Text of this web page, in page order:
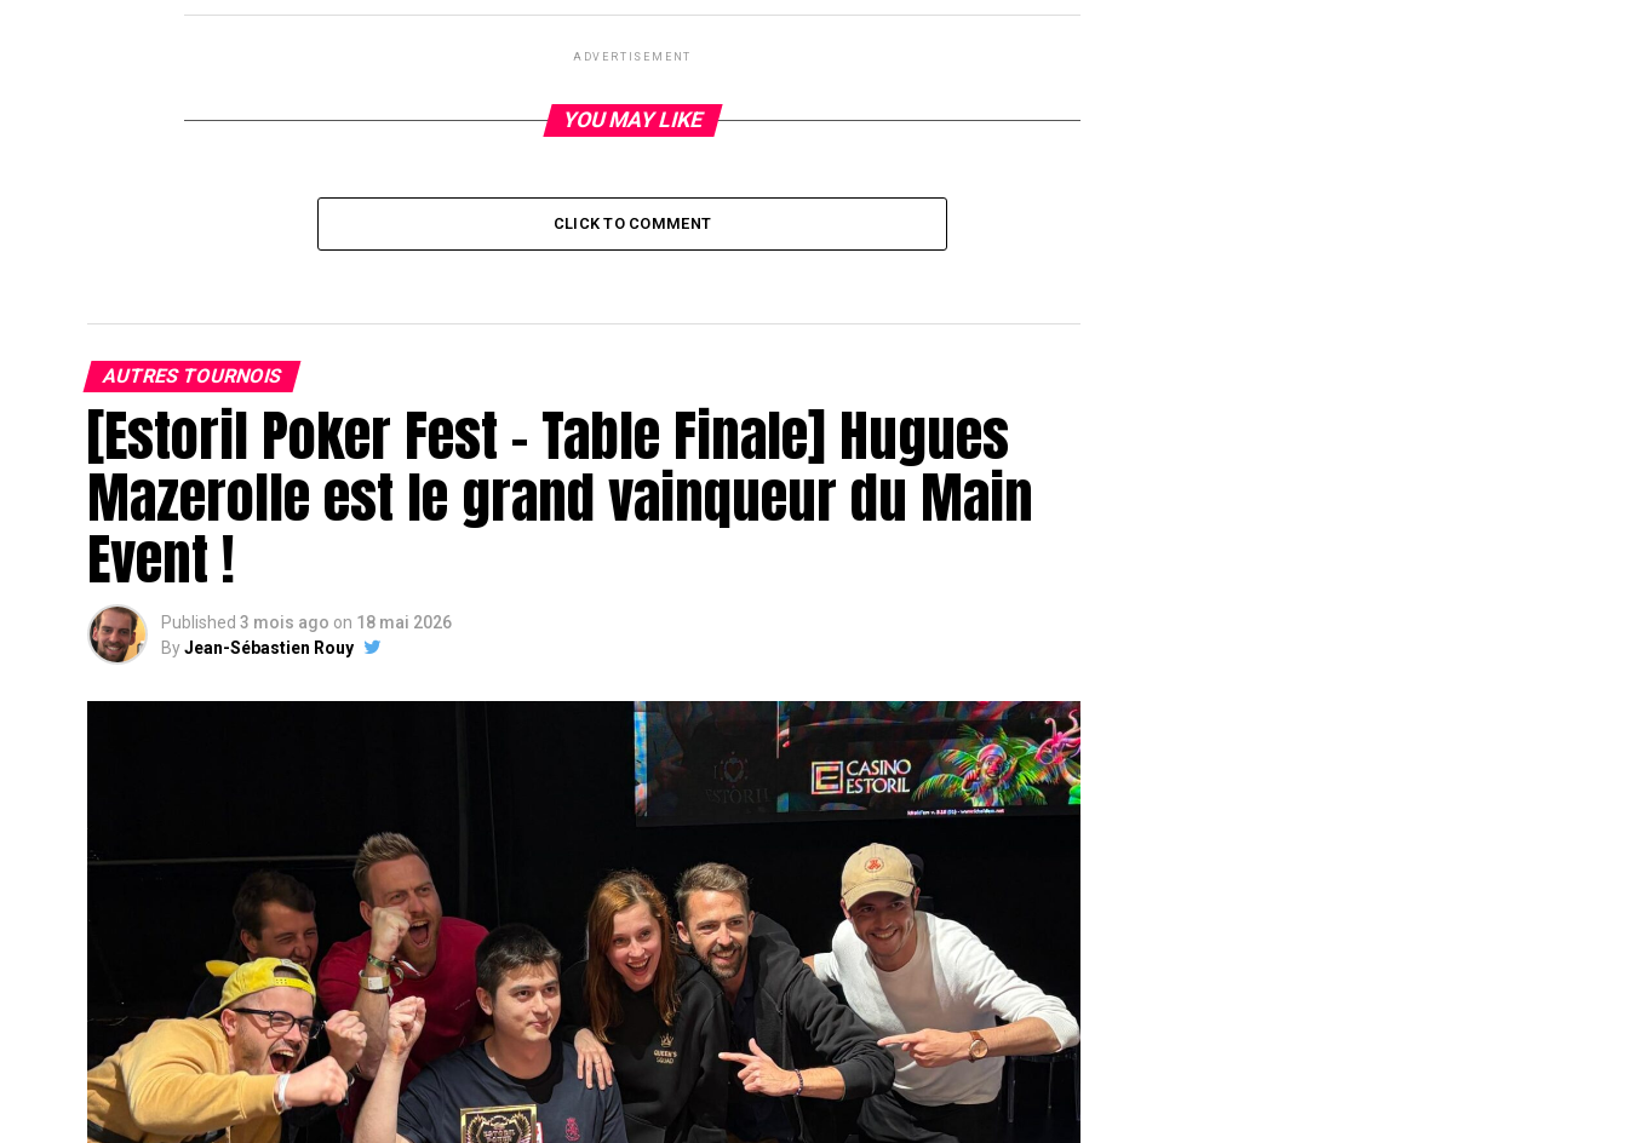
ADVERTISEMENT
YOU MAY LIKE
CLICK TO COMMENT
AUTRES TOURNOIS
[Estoril Poker Fest – Table Finale] Hugues
Mazerolle est le grand vainqueur du Main
Event !
Published 3 mois ago on 18 mai 2026
ByJean-Sébastien Rouy